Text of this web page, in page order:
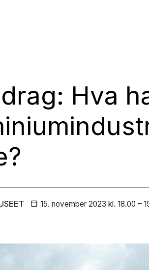
Hva
15. november 2023 kl. 18.00 –